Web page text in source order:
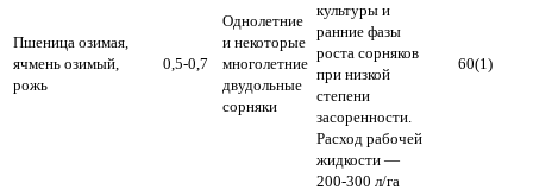
Пшеница озимая,
ячмень озимый,
рожь
0,5-0,7
Однолетние
и некоторые
многолетние
двудольные
сорняки
культуры и
ранние фазы
роста сорняков
при низкой
степени
засоренности.
Расход рабочей
жидкости —
200-300 л/га
60(1)